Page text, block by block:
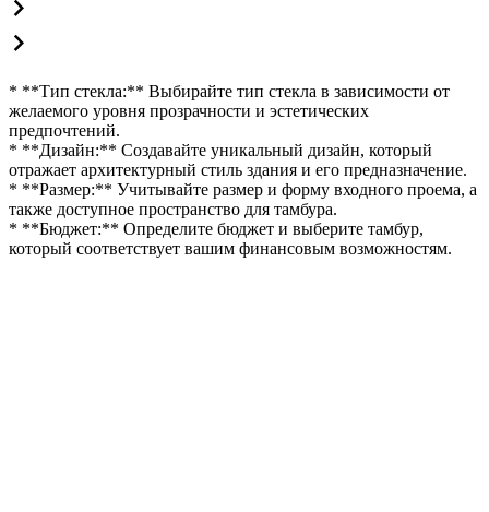
* **Тип стекла:** Выбирайте тип стекла в зависимости от
желаемого уровня прозрачности и эстетических
предпочтений.
* **Дизайн:** Создавайте уникальный дизайн, который
отражает архитектурный стиль здания и его предназначение.
* **Размер:** Учитывайте размер и форму входного проема, а
также доступное пространство для тамбура.
* **Бюджет:** Определите бюджет и выберите тамбур,
который соответствует вашим финансовым возможностям.